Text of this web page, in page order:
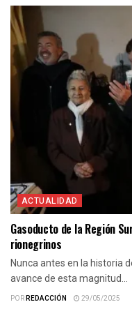
ACTUALIDAD
Gasoducto de la Región
rionegrinos
Nunca antes en la historia
avance de esta magnitud...
PORREDACCIÓN 29/05/2025